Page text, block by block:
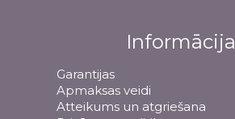
Informācija
Garantijas
Apmaksas veidi
Atteikums un atgriešana